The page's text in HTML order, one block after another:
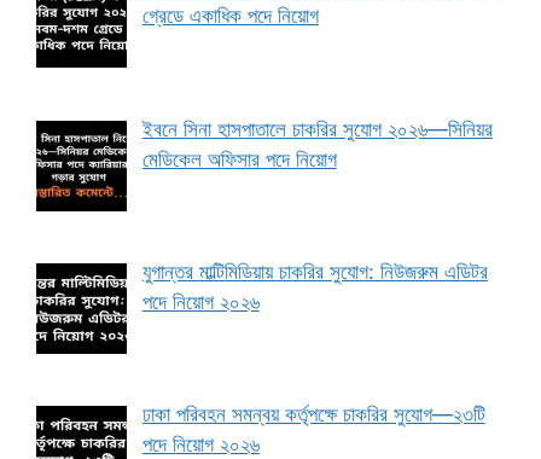
গ্রেডে একাধিক পদে নিয়োগ
ইবনে সিনা হাসপাতালে চাকরির সুযোগ ২০২৬—সিনিয়র
মেডিকেল অফিসার পদে নিয়োগ
যুগান্তর মাল্টিমিডিয়ায় চাকরির সুযোগ: নিউজরুম এডিটর
পদে নিয়োগ ২০২৬
ঢাকা পরিবহন সমন্বয় কর্তৃপক্ষে চাকরির সুযোগ—২৩টি
পদে নিয়োগ ২০২৬